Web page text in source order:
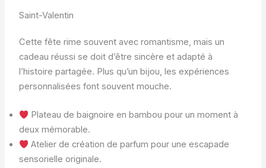
Saint-Valentin
Cette fête rime souvent avec romantisme, mais un
cadeau réussi se doit d’être sincère et adapté à
l’histoire partagée. Plus qu’un bijou, les expériences
personnalisées font souvent mouche.
Plateau de baignoire en bambou pour un moment à
deux mémorable.
Atelier de création de parfum pour une escapade
sensorielle originale.